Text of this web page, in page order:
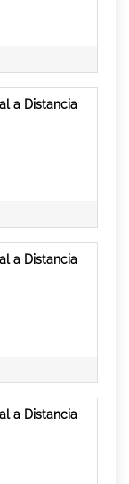
a Distancia
a Distancia
a Distancia